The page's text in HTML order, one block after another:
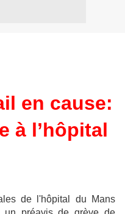
en cause:
à l’hôpital
de l'hôpital du Mans